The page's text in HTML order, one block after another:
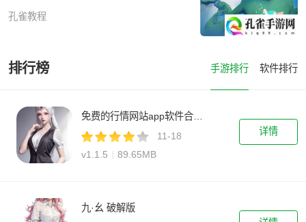
孔雀教程
排行榜 手游排行 软件排行
11-18
v1.1.5
89.65MB
详情
九·幺 破解版